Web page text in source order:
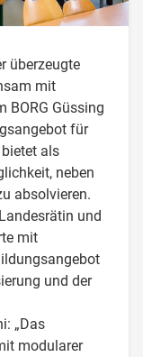
überzeugte
mit
BORG Güssing
für
als
neben
absolvieren.
und
mit
und der
„Das
modularer